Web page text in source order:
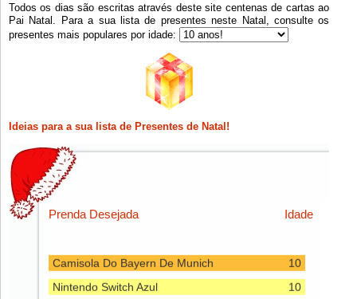
Todos os dias são escritas através deste site centenas de cartas ao
Pai Natal. Para a sua lista de presentes neste Natal, consulte os
presentes mais populares por idade:
Ideias para a sua lista de Presentes de Natal!
Idade
Prenda Desejada
Clique em F5 (refresh) para carregar a próxima lista.
10
Camisola Do Bayern De Munich
10
Nintendo Switch Azul